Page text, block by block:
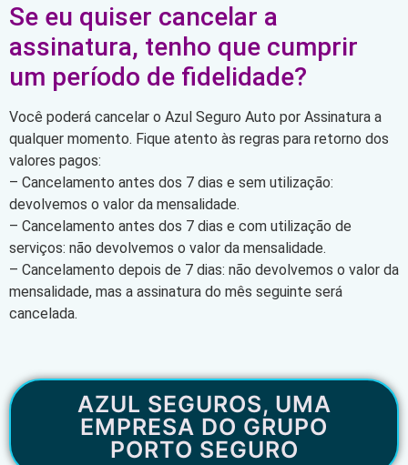
Se eu quiser cancelar a
assinatura, tenho que cumprir
um período de fidelidade?
Você poderá cancelar o Azul Seguro Auto por Assinatura a
qualquer momento. Fique atento às regras para retorno dos
valores pagos:
– Cancelamento antes dos 7 dias e sem utilização:
devolvemos o valor da mensalidade.
– Cancelamento antes dos 7 dias e com utilização de
serviços: não devolvemos o valor da mensalidade.
– Cancelamento depois de 7 dias: não devolvemos o valor da
mensalidade, mas a assinatura do mês seguinte será
cancelada.
AZUL SEGUROS, UMA
EMPRESA DO GRUPO
PORTO SEGURO